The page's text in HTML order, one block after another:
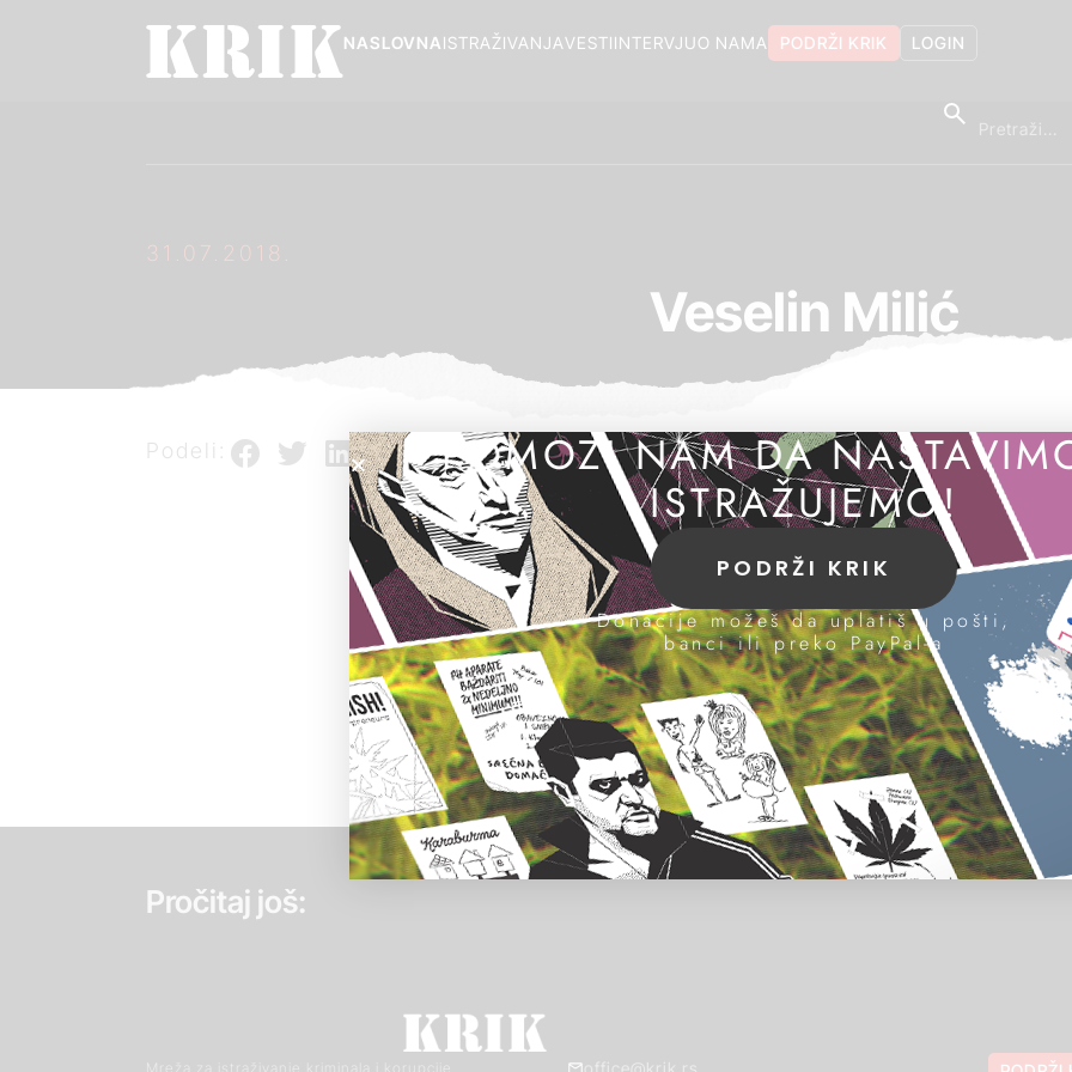
LOGIN
PODRŽI KRIK
O NAMA
INTERVJU
VESTI
ISTRAŽIVANJA
NASLOVNA
31.07.2018.
Veselin Milić
Podeli:
Pročitaj još:
Mreža za istraživanje kriminala i korupcije office@krik.rs
POMOZI NAM DA
ISTRAŽUJEMO!
PODRŽI KRIK
Donacije možeš da uplatiš u pošti,
banci ili preko PayPal-a